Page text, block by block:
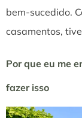
bem-sucedido.
casamentos,
Por que eu me
fazer isso